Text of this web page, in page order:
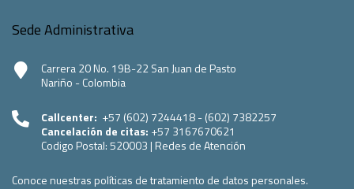
Sede Administrativa
Carrera 20 No. 19B-22 San Juan de Pasto
Nariño - Colombia
Callcenter: +57 (602) 7244418 - (602) 7382257
Cancelación de citas: +57 3167670621
Codigo Postal:520003 | Redes de Atención
Conoce nuestras políticas de tratamiento de datos personales.